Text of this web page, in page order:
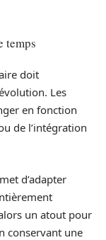
temps
doit
Les
en fonction
de l’intégration
d’adapter
un atout pour
conservant une